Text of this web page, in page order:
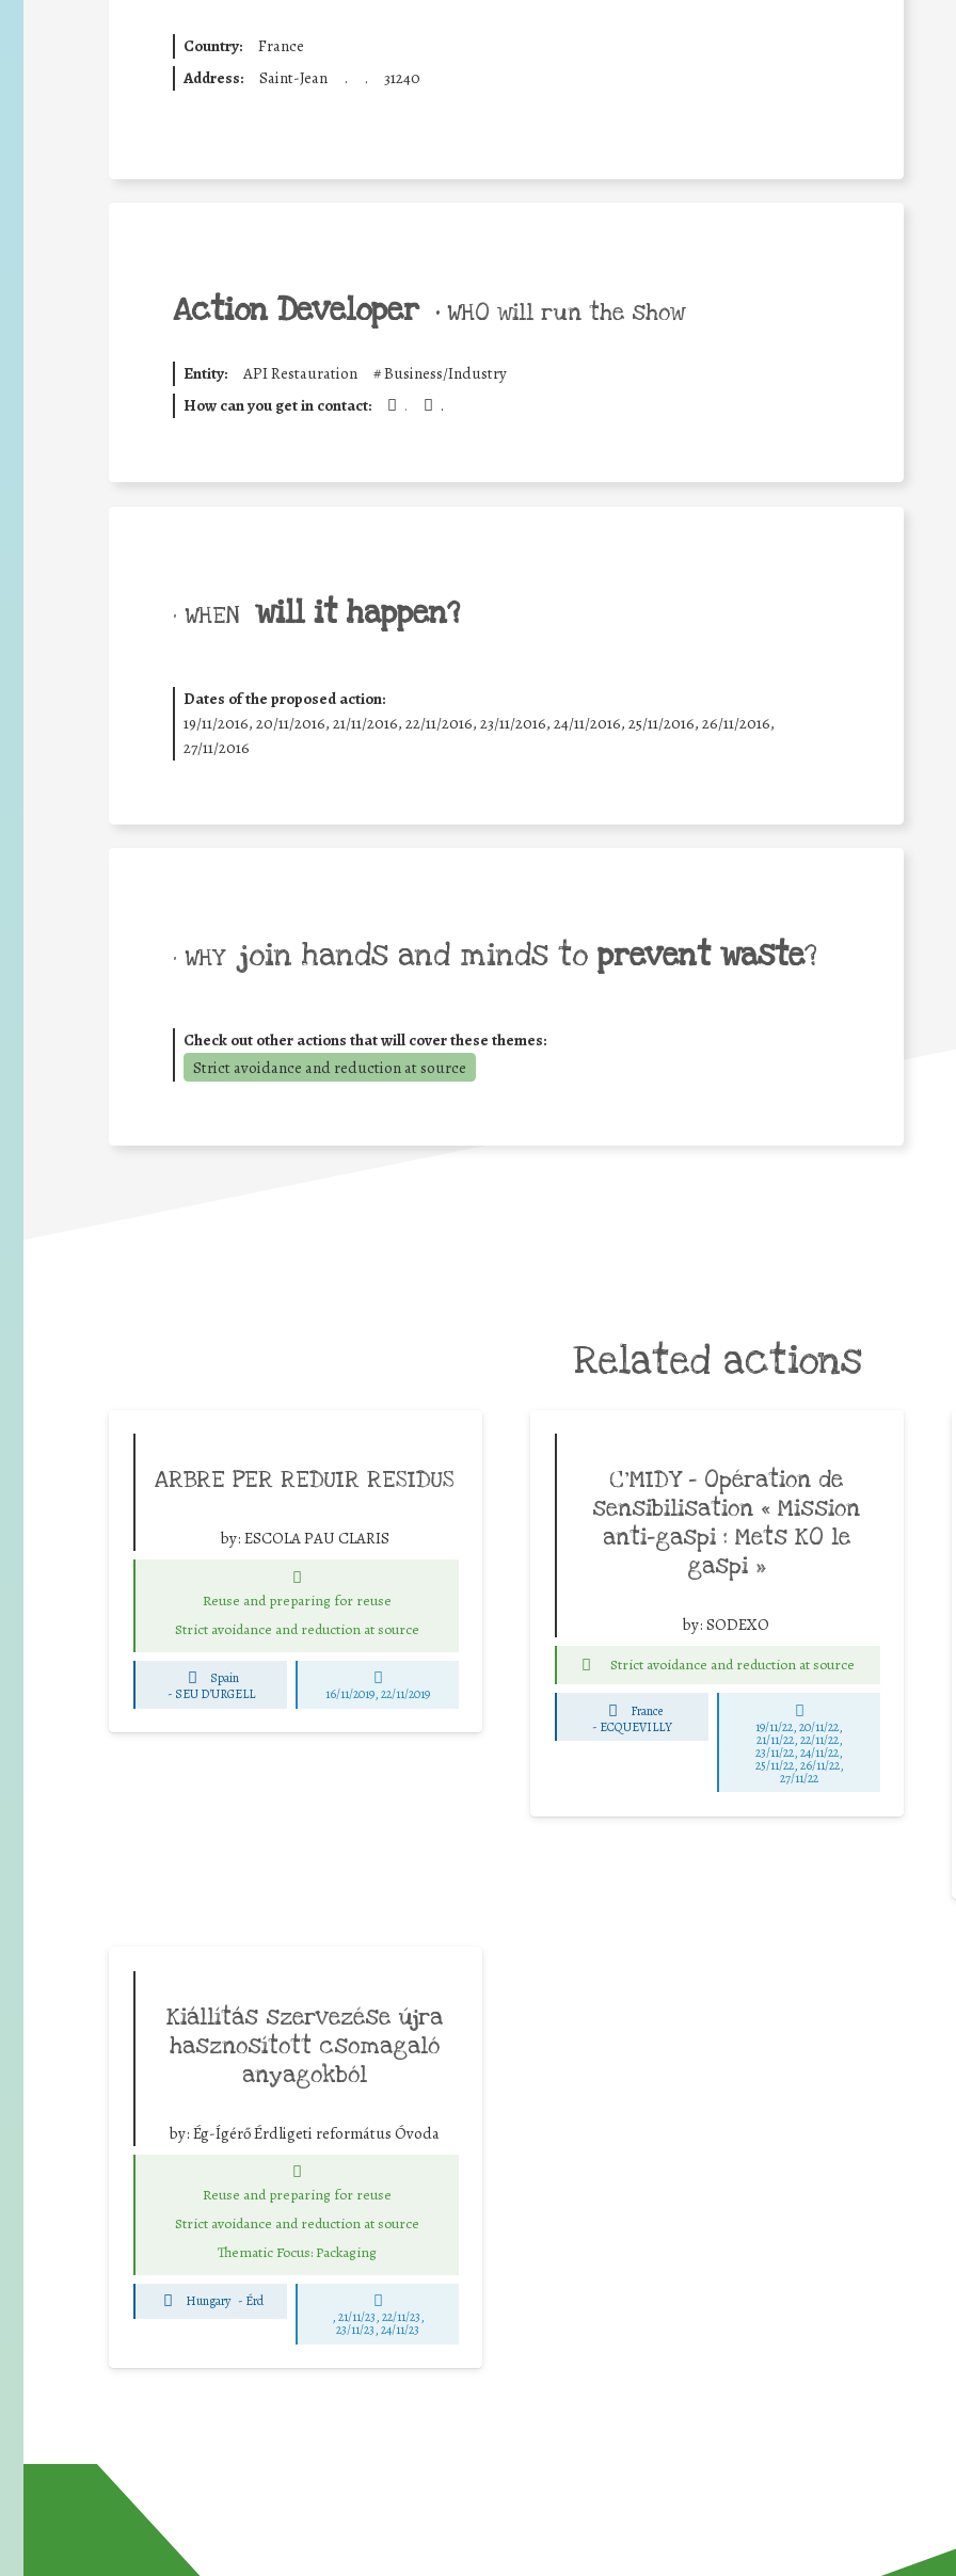
Country:
France
Address:
Saint-Jean . . 31240
Action Developer • WHO will run the show
Entity: API Restauration #Business/Industry
How can you get in contact:
. .
• WHEN will it happen?
Dates of the proposed action:
19/11/2016, 20/11/2016, 21/11/2016, 22/11/2016, 23/11/2016, 24/11/2016, 25/11/2016, 26/11/2016,
27/11/2016
• WHY join hands and minds to prevent waste?
Check out other actions that will cover these themes:
Strict avoidance and reduction at source
Related actions
ARBRE PER REDUIR RESIDUS
by: ESCOLA PAU CLARIS
Reuse and preparing for reuse
Strict avoidance and reduction at source
Spain
- SEU D'URGELL 16/11/2019, 22/11/2019
C’MIDY – Opération de
sensibilisation « Mission
anti-gaspi : Mets KO le
gaspi »
by: SODEXO
Strict avoidance and reduction at source
France
- ECQUEVILLY 19/11/22, 20/11/22,
21/11/22, 22/11/22,
23/11/22, 24/11/22,
25/11/22, 26/11/22,
27/11/22
Kiállítás szervezése újra
hasznosított csomagaló
anyagokból
by: Ég-Ígérő Érdligeti református Óvoda
Reuse and preparing for reuse
Strict avoidance and reduction at source
Thematic Focus: Packaging
Hungary - Érd
, 21/11/23, 22/11/23,
23/11/23, 24/11/23